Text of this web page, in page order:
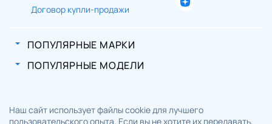
Договор купли-продажи
ПОПУЛЯРНЫЕ МАРКИ
ПОПУЛЯРНЫЕ МОДЕЛИ
Наш сайт использует файлы cookie для лучшего
пользовательского опыта. Если вы не хотите их передавать,